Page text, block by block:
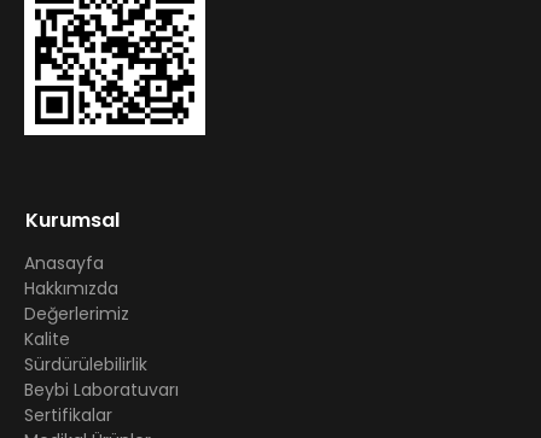
Kurumsal
Anasayfa
Hakkımızda
Değerlerimiz
Kalite
Sürdürülebilirlik
Beybi Laboratuvarı
Sertifikalar